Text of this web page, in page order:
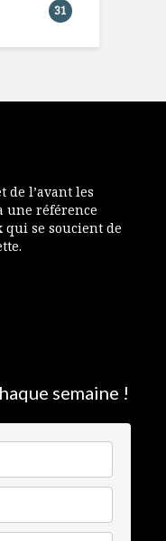
31
de l’avant les
une référence
se soucient de
semaine !